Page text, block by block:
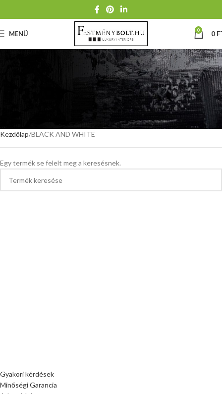
MENÜ 0 0
BLACK AND WHITE
Kezdőlap BLACK AND WHITE
Egy termék se felelt meg a keresésnek.
Gyakori kérdések
Minőségi Garancia